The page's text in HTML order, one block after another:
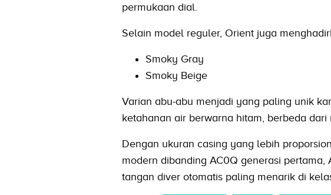
permukaan dial.
Selain model reguler, Orient juga
Smoky Gray
Smoky Beige
Varian abu-abu menjadi yang paling unik
ketahanan air berwarna hitam, berbeda dari
Dengan ukuran casing yang lebih
modern dibanding AC0Q generasi
tangan diver otomatis paling menarik di